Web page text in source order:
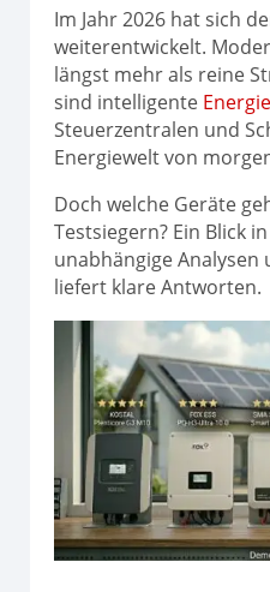
Im Jahr 2026 hat sich
weiterentwickelt.
längst mehr als reine
sind intelligente
Steuerzentralen und
Energiewelt von
Doch welche Geräte
Testsiegern? Ein Blick
unabhängige
liefert klare Antworten.